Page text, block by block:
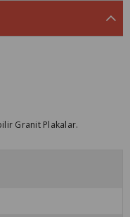
Granit Plakalar.